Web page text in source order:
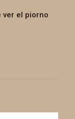
ver el piorno